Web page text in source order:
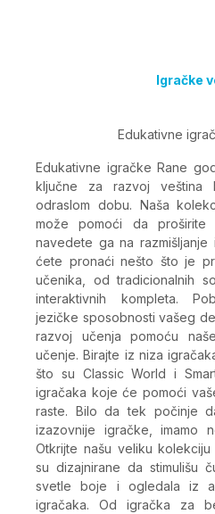
Igračke
Edukativne
Edukativne igračke Rane
ključne za razvoj
odraslom dobu. Naša
može pomoći da
navedete ga na
ćete pronaći nešto što je
učenika, od tradicionalnih
interaktivnih kompleta.
jezičke sposobnosti vašeg
razvoj učenja pomoću
učenje. Birajte iz niza
što su Classic World i
igračaka koje će pomoći
raste. Bilo da tek počinje
izazovnije igračke, imamo
Otkrijte našu veliku
su dizajnirane da stimulišu
svetle boje i ogledala iz
igračaka. Od igračka za